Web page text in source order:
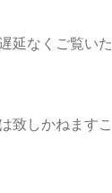
延なくご覧いた
致しかねますこ